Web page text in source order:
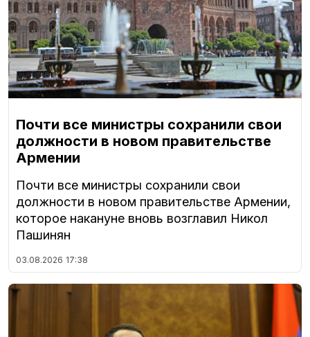
Почти все министры сохранили свои
должности в новом правительстве
Армении
Почти все министры сохранили свои
должности в новом правительстве Армении,
которое накануне вновь возглавил Никол
Пашинян
03.08.2026 17:38